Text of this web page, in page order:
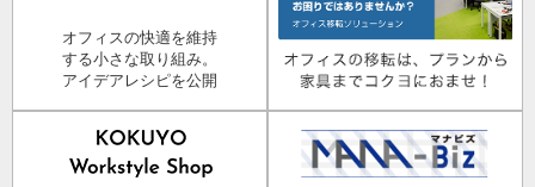
オフィスの快適を維持
する小さな取り組み。
アイデアレシピを公開